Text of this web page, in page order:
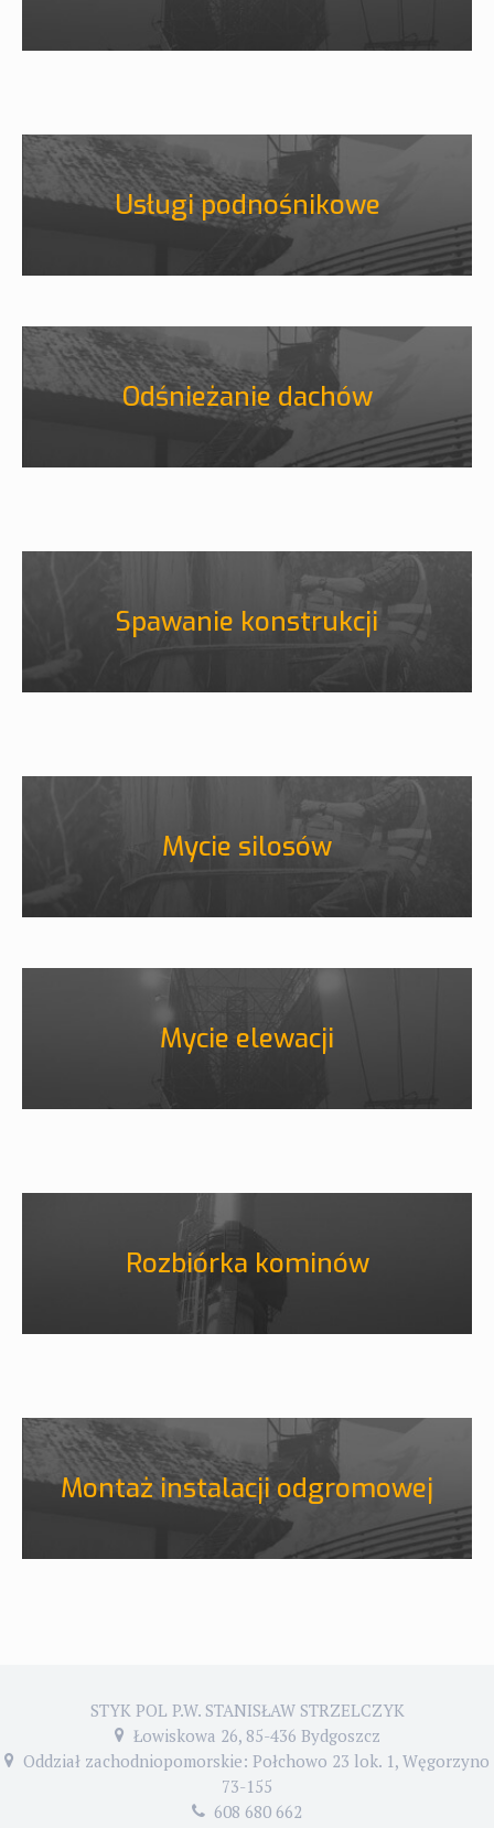
Usługi podnośnikowe
Odśnieżanie dachów
Spawanie konstrukcji
Mycie silosów
Mycie elewacji
Rozbiórka kominów
Montaż instalacji odgromowej
STYK POL P.W. STANISŁAW STRZELCZYK
Łowiskowa 26, 85-436 Bydgoszcz
Oddział zachodniopomorskie: Połchowo 23 lok. 1, Węgorzyno
73-155
608 680 662